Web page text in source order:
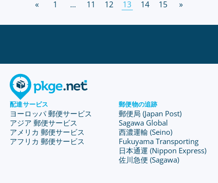
« 1 ... 11 12 13 14 15 »
配達サービス
ヨーロッパ 郵便サービス
アジア 郵便サービス
アメリカ 郵便サービス
アフリカ 郵便サービス
郵便物の追跡
郵便局 (Japan Post)
Sagawa Global
西濃運輸 (Seino)
Fukuyama Transporting
日本通運 (Nippon Express)
佐川急便 (Sagawa)